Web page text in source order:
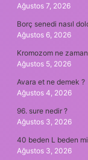
Ağustos 7, 2026
Borç senedi nasıl
Ağustos 6, 2026
Kromozom ne
Ağustos 5, 2026
Avara et ne demek ?
Ağustos 4, 2026
96. sure nedir ?
Ağustos 3, 2026
40 beden L beden
Ağustos 3, 2026